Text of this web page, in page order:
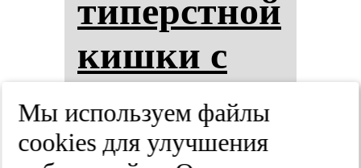
ти­перстной
киш­ки с
внут­рип­ро­
то­ко­вым
Мы используем файлы
cооkies для улучшения